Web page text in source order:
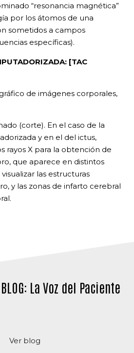
“resonancia magnética”
por los átomos de una
sometidos a campos
específicas).
[TAC
de imágenes corporales,
(corte). En el caso de la
y en el del ictus,
rayos X para la obtención de
que aparece en distintos
las estructuras
y las zonas de infarto cerebral
BLOG: La Voz del Paciente
Ver blog